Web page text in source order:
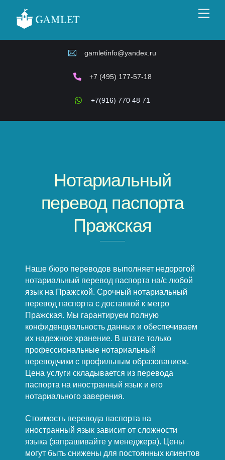
content
gamletinfo@yandex.ru
+7 (495) 177-57-18
+7(916) 770 48 71
Нотариальный
перевод паспорта
Пражская
Наше бюро переводов выполняет недорогой
нотариальный перевод паспорта на/с любой
язык на Пражской. Срочный нотариальный
перевод паспорта с доставкой к метро
Пражская. Мы гарантируем полную
конфиденциальность данных и обеспечиваем
их надежное хранение. В штате только
профессиональные нотариальный
переводчики с профильным образованием.
Цена услуги складывается из перевода
паспорта на иностранный язык и его
нотариального заверения.
Стоимость перевода паспорта на
иностранный язык зависит от сложности
языка (запрашивайте у менеджера). Цены
могут быть снижены для постоянных клиентов